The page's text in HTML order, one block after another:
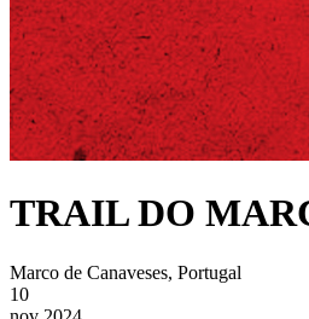
TRAIL DO
Marco de Canaveses, Portugal
10